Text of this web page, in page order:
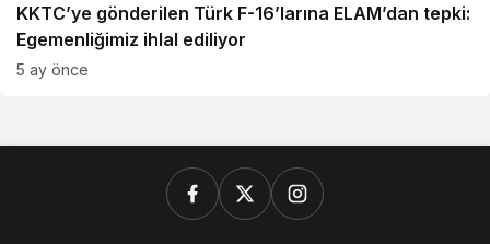
KKTC’ye gönderilen Türk F-16’larına ELAM’dan tepki:
Egemenliğimiz ihlal ediliyor
5 ay önce